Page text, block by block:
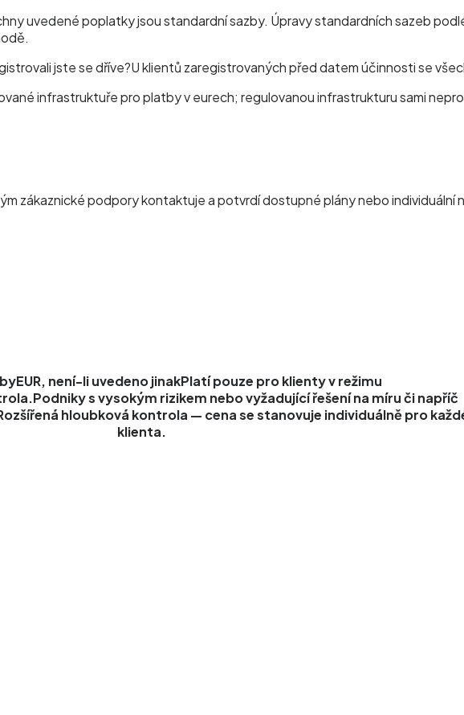
uvedené poplatky jsou standardní sazby. Úpravy standardních sazeb
jste se dříve?U klientů zaregistrovaných před datem účinnosti se
infrastruktuře pro platby v eurech; regulovanou infrastrukturu sami
zákaznické podpory kontaktuje a potvrdí dostupné plány nebo individuální
EUR, není-li uvedeno jinakPlatí pouze pro klienty v režimu
.Podniky s vysokým rizikem nebo vyžadující řešení na míru či napříč
hloubková kontrola — cena se stanovuje individuálně pro
klienta.